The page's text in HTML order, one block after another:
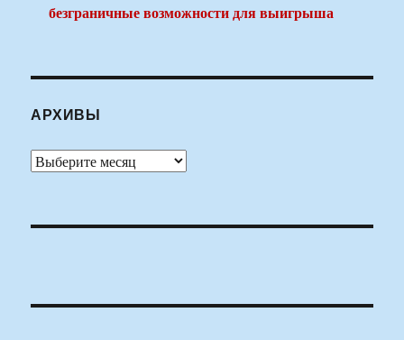
безграничные возможности для выигрыша
АРХИВЫ
Архивы